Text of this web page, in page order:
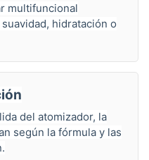
multifuncional
hidratación o
del atomizador, la
según la fórmula y las